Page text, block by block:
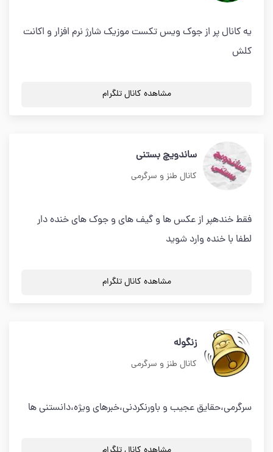
یه کانال پر از جوک ویس تکست موزیک شارژ نرم افزار و اکانت
کلش
مشاهده کانال تلگرام
ساندویچ بستنی
کانال طنز و سرگرمی
فقط خندهپر از عکس ها و گیف های و جوک های خنده دار
لطفا با خنده وارد شوید
مشاهده کانال تلگرام
زنگوله
کانال طنز و سرگرمی
سرگرمی،حقایق عجیب و باورنکردنی،خبرهای ویژه،دانستنی ها